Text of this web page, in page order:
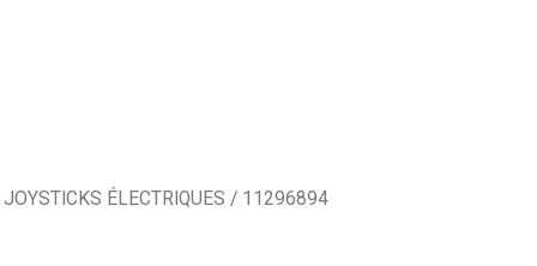
JOYSTICKS ÉLECTRIQUES / 11296894